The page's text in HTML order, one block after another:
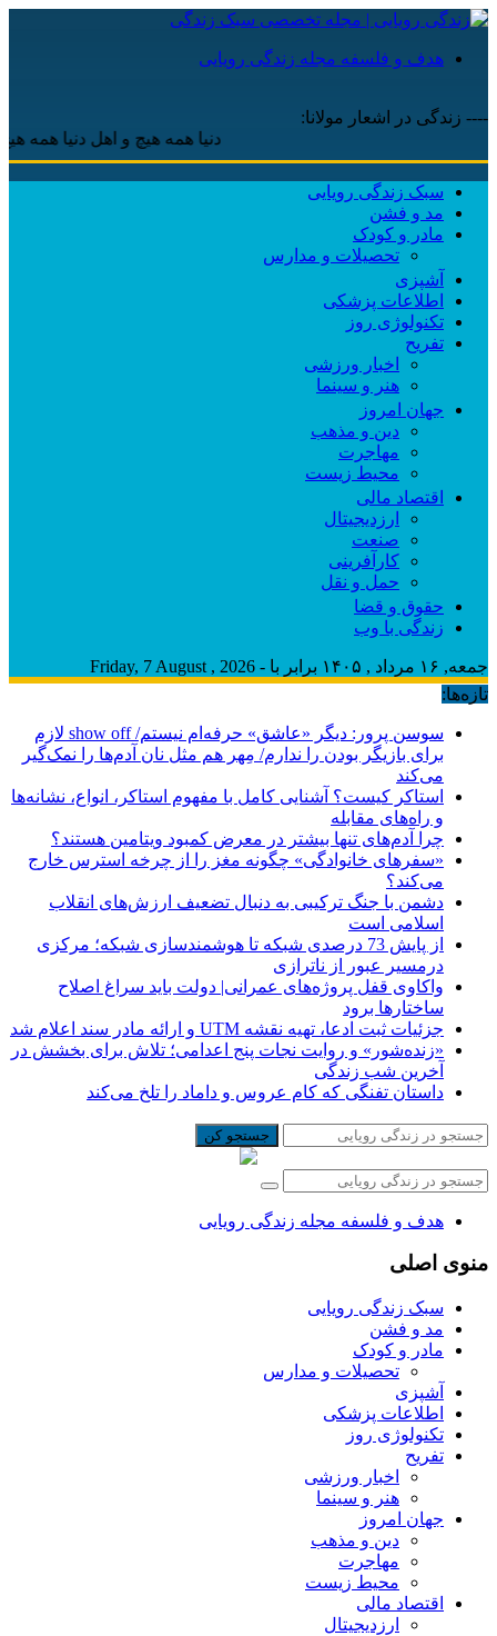
هدف و فلسفه مجله زندگی رویایی
---- زندگی در اشعار مولانا:
دنیا همه هیچ و اهل دنیا همه هیچ ،
سبک زندگی رویایی
مد و فشن
مادر و کودک
تحصیلات و مدارس
آشپزی
اطلاعات پزشکی
تکنولوژی روز
تفریح
اخبار ورزشی
هنر و سینما
جهان امروز
دین و مذهب
مهاجرت
محیط زیست
اقتصاد مالی
ارزدیجیتال
صنعت
کارآفرینی
حمل و نقل
حقوق و قضا
زندگی با وب
جمعه, ۱۶ مرداد , ۱۴۰۵ برابر با - Friday, 7 August , 2026
تازه‌ها:
سوسن پرور: دیگر «عاشق» حرفه‌ام نیستم/ show off لازم
برای بازیگر بودن را ندارم/ مِهر هم مثل نان آدم‌ها را نمک‌گیر
می‌کند
استاکر کیست؟ آشنایی کامل با مفهوم استاکر، انواع، نشانه‌ها
و راه‌های مقابله
چرا آدم‌های تنها بیشتر در معرض کمبود ویتامین هستند؟
«سفرهای خانوادگی» چگونه مغز را از چرخه استرس خارج
می‌کند؟
دشمن با جنگ ترکیبی به دنبال تضعیف ارزش‌های انقلاب
اسلامی است
از پایش 73 درصدی شبکه تا هوشمندسازی شبکه؛ مرکزی
درمسیر عبور از ناترازی
واکاوی قفل پروژه‌های عمرانی| دولت باید سراغ اصلاح
ساختارها برود
جزئیات ثبت ادعا، تهیه نقشه UTM و ارائه مادر سند اعلام شد
«زنده‌شور» و روایت نجات پنج اعدامی؛ تلاش برای بخشش در
آخرین شب زندگی
داستان تفنگی که کام عروس و داماد را تلخ می‌کند
جستجو کن
هدف و فلسفه مجله زندگی رویایی
منوی اصلی
سبک زندگی رویایی
مد و فشن
مادر و کودک
تحصیلات و مدارس
آشپزی
اطلاعات پزشکی
تکنولوژی روز
تفریح
اخبار ورزشی
هنر و سینما
جهان امروز
دین و مذهب
مهاجرت
محیط زیست
اقتصاد مالی
ارزدیجیتال